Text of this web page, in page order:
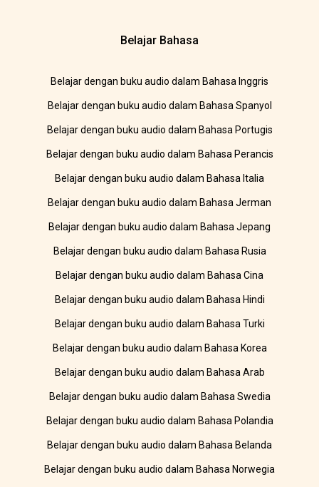
Belajar Bahasa
Belajar dengan buku audio dalam Bahasa Inggris
Belajar dengan buku audio dalam Bahasa Spanyol
Belajar dengan buku audio dalam Bahasa Portugis
Belajar dengan buku audio dalam Bahasa Perancis
Belajar dengan buku audio dalam Bahasa Italia
Belajar dengan buku audio dalam Bahasa Jerman
Belajar dengan buku audio dalam Bahasa Jepang
Belajar dengan buku audio dalam Bahasa Rusia
Belajar dengan buku audio dalam Bahasa Cina
Belajar dengan buku audio dalam Bahasa Hindi
Belajar dengan buku audio dalam Bahasa Turki
Belajar dengan buku audio dalam Bahasa Korea
Belajar dengan buku audio dalam Bahasa Arab
Belajar dengan buku audio dalam Bahasa Swedia
Belajar dengan buku audio dalam Bahasa Polandia
Belajar dengan buku audio dalam Bahasa Belanda
Belajar dengan buku audio dalam Bahasa Norwegia